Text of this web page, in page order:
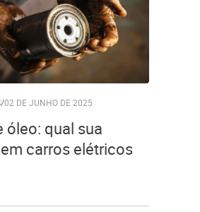
/02 DE JUNHO DE 2025
óleo: qual sua
carros elétricos